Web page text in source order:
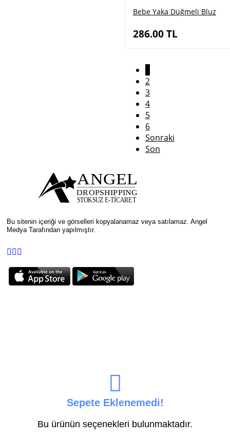
Bebe Yaka Düğmeli Bluz
286.00TL
2
3
4
5
6
Sonraki
Son
Bu sitenin içeriği ve görselleri kopyalanamaz veya satılamaz. Angel
Medya Tarafından yapılmıştır.
Sepete Eklenemedi!
Bu ürünün seçenekleri bulunmaktadır.